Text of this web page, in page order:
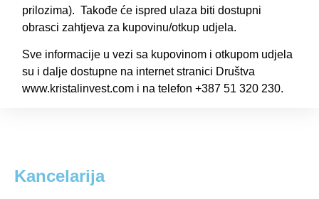
prilozima). Takođe će ispred ulaza biti dostupni
obrasci zahtjeva za kupovinu/otkup udjela.
Sve informacije u vezi sa kupovinom i otkupom udjela
su i dalje dostupne na internet stranici Društva
www.kristalinvest.com i na telefon +387 51 320 230.
Kancelarija